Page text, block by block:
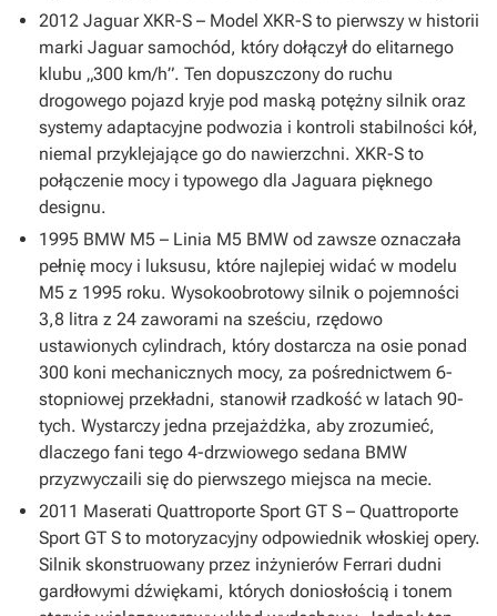
2012 Jaguar XKR-S – Model XKR-S to pierwszy w historii
marki Jaguar samochód, który dołączył do elitarnego
klubu „300 km/h”. Ten dopuszczony do ruchu
drogowego pojazd kryje pod maską potężny silnik oraz
systemy adaptacyjne podwozia i kontroli stabilności kół,
niemal przyklejające go do nawierzchni. XKR-S to
połączenie mocy i typowego dla Jaguara pięknego
designu.
1995 BMW M5 – Linia M5 BMW od zawsze oznaczała
pełnię mocy i luksusu, które najlepiej widać w modelu
M5 z 1995 roku. Wysokoobrotowy silnik o pojemności
3,8 litra z 24 zaworami na sześciu, rzędowo
ustawionych cylindrach, który dostarcza na osie ponad
300 koni mechanicznych mocy, za pośrednictwem 6-
stopniowej przekładni, stanowił rzadkość w latach 90-
tych. Wystarczy jedna przejażdżka, aby zrozumieć,
dlaczego fani tego 4-drzwiowego sedana BMW
przyzwyczaili się do pierwszego miejsca na mecie.
2011 Maserati Quattroporte Sport GT S – Quattroporte
Sport GT S to motoryzacyjny odpowiednik włoskiej opery.
Silnik skonstruowany przez inżynierów Ferrari dudni
gardłowymi dźwiękami, których doniosłością i tonem